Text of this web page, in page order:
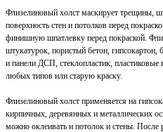
Флизелиновый холст маскирует трещины,
поверхность стен и потолков перед
финишную шпатлевку перед покраской.
штукатурок, пористый бетон, гипсокартон,
и панели ДСП, стеклопластик, пластиковые
любых типов или старую краску.
Флизелиновый холст применяется на
кирпичных, деревянных и металлических
можно оклеивать и потолок и стены. После